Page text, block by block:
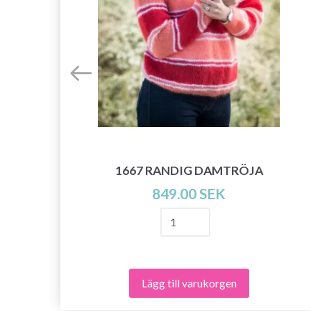
1667 RANDIG DAMTRÖJA
849.00 SEK
Lägg till varukorgen